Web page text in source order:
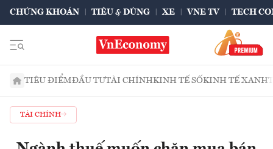
CHỨNG KHOÁN TIÊU & DÙNG XE VNE TV TECH
TIÊU ĐIỂMĐẦU TƯTÀI CHÍNHKINH TẾ SỐKINH TẾ XANH
TÀI CHÍNH